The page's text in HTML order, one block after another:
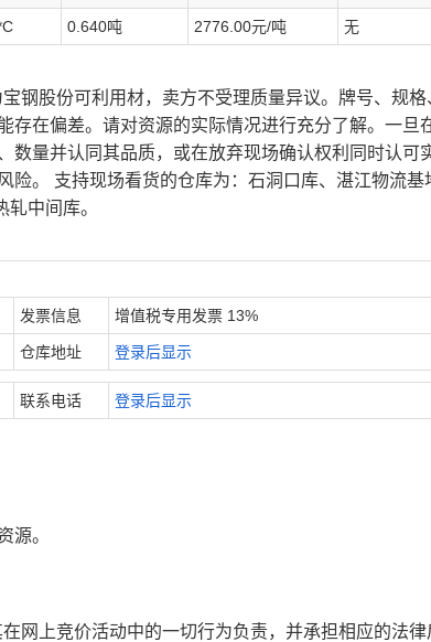
0.640吨 2776.00元/吨 无
钢股份可利用材，卖方不受理质量异议。牌号、规格
存在偏差。请对资源的实际情况进行充分了解。一旦
数量并认同其品质，或在放弃现场确认权利同时认可
险。 支持现场看货的仓库为：石洞口库、湛江物流基
中间库。
发票信息 增值税专用发票 13%
仓库地址 登录后显示
联系电话 登录后显示
源。
网上竞价活动中的一切行为负责，并承担相应的法律